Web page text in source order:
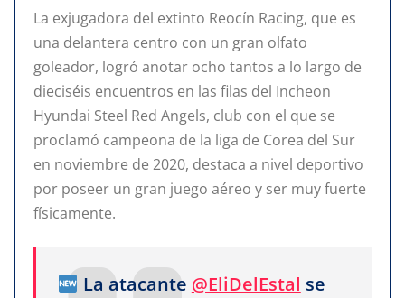
La exjugadora del extinto Reocín Racing, que es
una delantera centro con un gran olfato
goleador, logró anotar ocho tantos a lo largo de
dieciséis encuentros en las filas del Incheon
Hyundai Steel Red Angels, club con el que se
proclamó campeona de la liga de Corea del Sur
en noviembre de 2020, destaca a nivel deportivo
por poseer un gran juego aéreo y ser muy fuerte
físicamente.
La atacante @EliDelEstal se